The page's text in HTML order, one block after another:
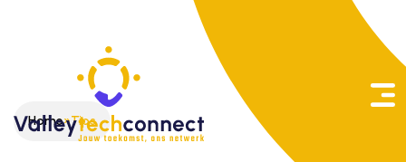
Zoeken
naar:
Home»Tips